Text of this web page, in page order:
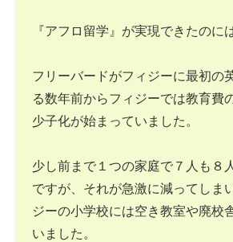
『アフロ留学』が実現できたのに
フリーバードがフィジーに最初の
る数年前からフィジーでは教育費
少子化が始まっていました。
少し前まで１つの家庭で７人も８
ですが、それが急激に減ってしま
ジーの小学校には空き教室や廃校
いました。